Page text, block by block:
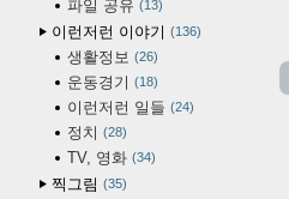
파일 공유 13
이런저런 이야기 136
생활정보 26
운동경기 18
이런저런 일들 24
정치 28
TV, 영화 34
찍그림 35